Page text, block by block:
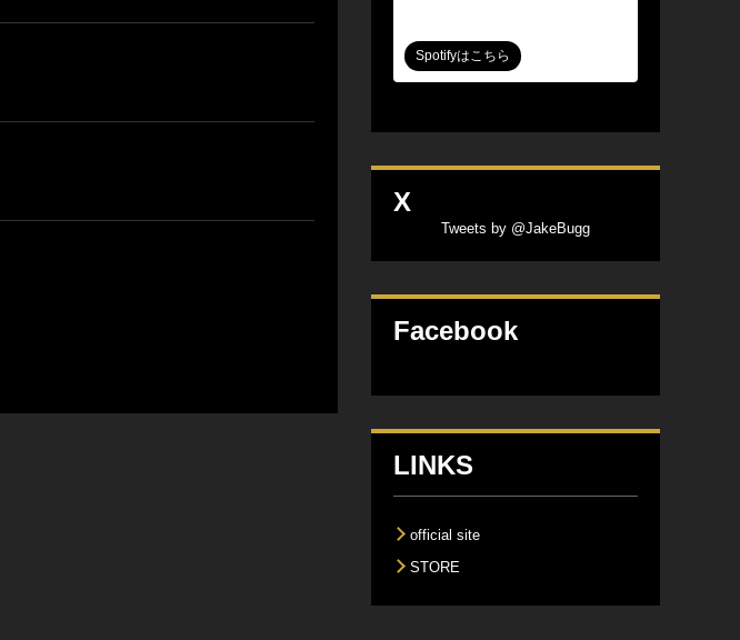
Spotifyはこちら
X
Tweets by @JakeBugg
Facebook
LINKS
official site
STORE